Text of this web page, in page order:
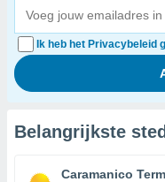
Ik heb het Privacybeleid
Belangrijkste
Caramanico